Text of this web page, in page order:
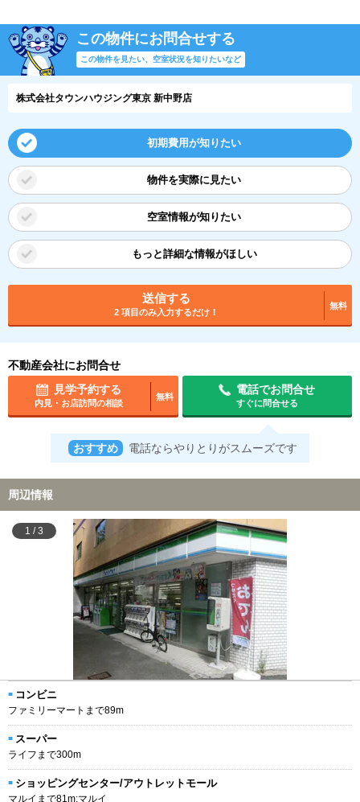
この物件にお問合せする
この物件を見たい、空室状況を知りたいなど
株式会社タウンハウジング東京 新中野店
初期費用が知りたい
物件を実際に見たい
空室情報が知りたい
もっと詳細な情報がほしい
送信する
2 項目のみ入力するだけ！
無料
不動産会社にお問合せ
見学予約する
内見・お店訪問の相談
無料
電話でお問合せ
すぐに問合せる
おすすめ 電話ならやりとりがスムーズです
周辺情報
1 /3
コンビニ
ファミリーマートまで89m
スーパー
ライフまで300m
ショッピングセンター/アウトレットモール
マルイまで81m:マルイ